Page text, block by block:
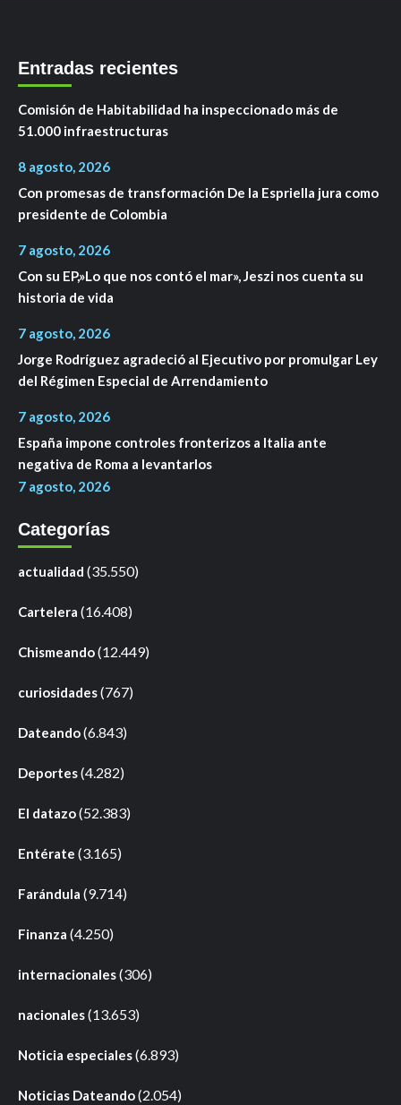
Entradas recientes
Comisión de Habitabilidad ha inspeccionado más de
51.000 infraestructuras
8 agosto, 2026
Con promesas de transformación De la Espriella jura como
presidente de Colombia
7 agosto, 2026
Con su EP,»Lo que nos contó el mar», Jeszi nos cuenta su
historia de vida
7 agosto, 2026
Jorge Rodríguez agradeció al Ejecutivo por promulgar Ley
del Régimen Especial de Arrendamiento
7 agosto, 2026
España impone controles fronterizos a Italia ante
negativa de Roma a levantarlos
7 agosto, 2026
Categorías
actualidad (35.550)
Cartelera (16.408)
Chismeando(12.449)
curiosidades(767)
Dateando(6.843)
Deportes(4.282)
El datazo(52.383)
Entérate (3.165)
Farándula (9.714)
Finanza (4.250)
internacionales(306)
nacionales(13.653)
Noticia especiales(6.893)
Noticias Dateando(2.054)